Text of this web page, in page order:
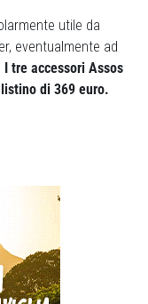
utile da
eventualmente ad
I tre accessori Assos
di 369 euro.